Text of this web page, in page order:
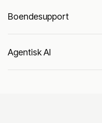
Boendesupport
Agentisk AI